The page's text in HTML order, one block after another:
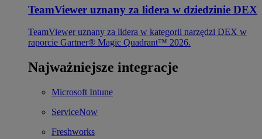
TeamViewer uznany za lidera w dziedzinie DEX
TeamViewer uznany za lidera w kategorii narzędzi DEX w
raporcie Gartner® Magic Quadrant™ 2026.
Najważniejsze integracje
Microsoft Intune
ServiceNow
Freshworks